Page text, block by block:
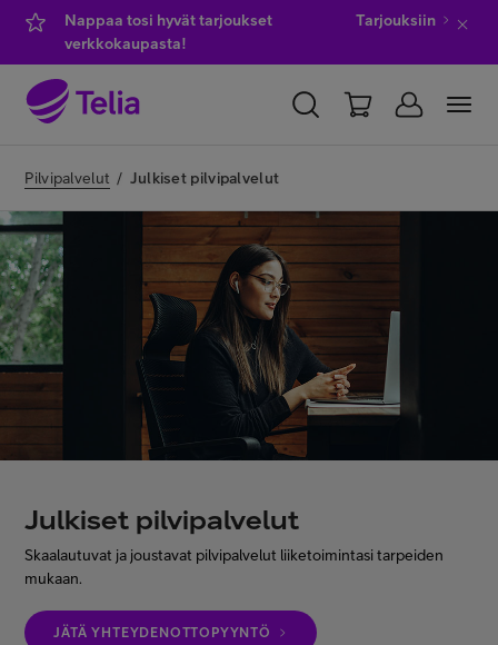
Nappaa tosi hyvät tarjoukset
verkkokaupasta!
Tarjouksiin
TELIA FINLAND
Kauppa
IT-palvelut
Minun Telia Yrityksille
Pilvipalvelut / Julkiset pilvipalvelut
Julkiset pilvipalvelut
Skaalautuvat ja joustavat pilvipalvelut liiketoimintasi tarpeiden
mukaan.
JÄTÄ YHTEYDENOTTOPYYNTÖ